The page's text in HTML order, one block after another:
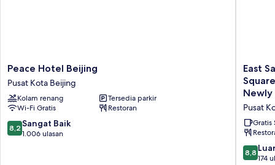
Peace
Hotel
Beijing
Pusat
Kota
Beijing
Peace Hotel Beijing
Pusat Kota Beijing
Kolam renang
Tersedia parkir
Wi-Fi Gratis
Restoran
8.2
dari
8,2 Sangat Baik
1.006 ulasan
East
Sacred
Hotel-
near
Beijing
East
Pusat
Gratis
8.8
dari
8,8
174